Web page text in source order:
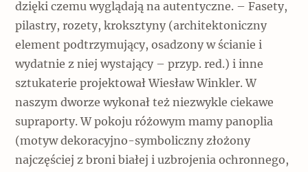
dzięki czemu wyglądają na autentyczne. – Fasety,
pilastry, rozety, kroksztyny (architektoniczny
element podtrzymujący, osadzony w ścianie i
wydatnie z niej wystający – przyp. red.) i inne
sztukaterie projektował Wiesław Winkler. W
naszym dworze wykonał też niezwykle ciekawe
supraporty. W pokoju różowym mamy panoplia
(motyw dekoracyjno-symboliczny złożony
najczęściej z broni białej i uzbrojenia ochronnego,